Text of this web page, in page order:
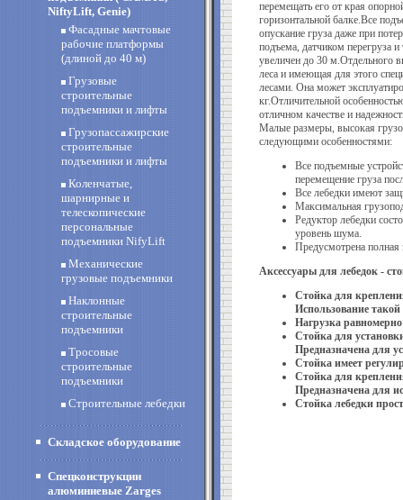
NiftyLift, Genie)
Фасадные мачтовые
рабочие платформы
(длиной до 40 м)
Грузовые
строительные
подъемники и лифты
Грузопассажирские
строительные
подъемники и лифты
Коленчатые,
шарнирные и
телескопические
персональные
подъемники NifyLift
Механические
грузовые подъемники
Наклонные
строительные
подъемники
Тросовые
строительные
подъемники
Строительные лебедки
Складское оборудование
Спецконструкции
алюминиевые Zarges
перемещать его от края
горизонтальной балке.Все
опускание груза даже при
подъема, датчиком перегруза
увеличен до 30 м.Отдельного
леса и имеющая для этого
лесами. Она может
кг.Отличительной
отличном качестве и
Малые размеры, высокая
следующими особенностями:
Все подъемные
перемещение груза
Все лебедки имеют
Максимальная
Редуктор лебедки
уровень шума.
Предусмотрена полная
Аксессуары для лебедок -
Стойка для
Использование
Нагрузка
Стойка для
Предназначена для
Стойка имеет
Стойка для
Предназначена для
Стойка лебедки